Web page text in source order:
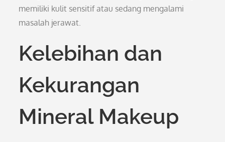
memiliki kulit sensitif atau sedang mengalami
masalah jerawat.
Kelebihan dan
Kekurangan
Mineral Makeup